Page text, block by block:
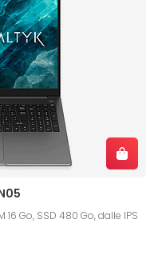
16 Go, SSD 480 Go, dalle IPS